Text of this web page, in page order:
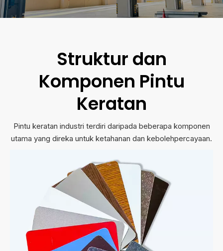
Struktur dan
Komponen Pintu
Keratan
Pintu keratan industri terdiri daripada beberapa komponen
utama yang direka untuk ketahanan dan kebolehpercayaan.